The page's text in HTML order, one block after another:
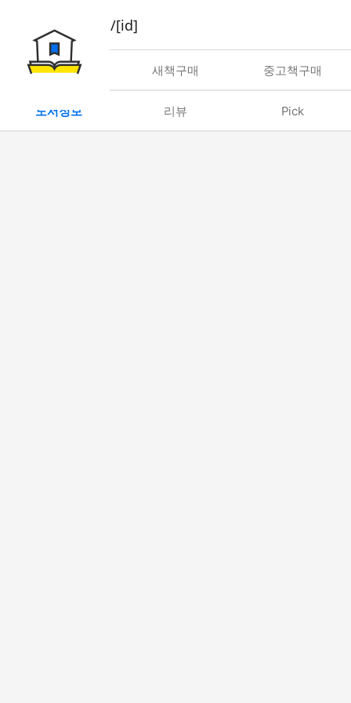
book/rent/[id]
대여 새책구매 중고책구매
도서정보 리뷰 Pick